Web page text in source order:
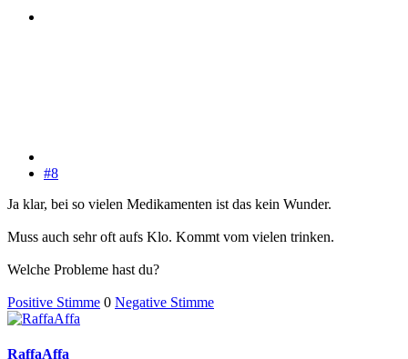
#8
Ja klar, bei so vielen Medikamenten ist das kein Wunder.
Muss auch sehr oft aufs Klo. Kommt vom vielen trinken.
Welche Probleme hast du?
Positive Stimme 0 Negative Stimme
RaffaAffa